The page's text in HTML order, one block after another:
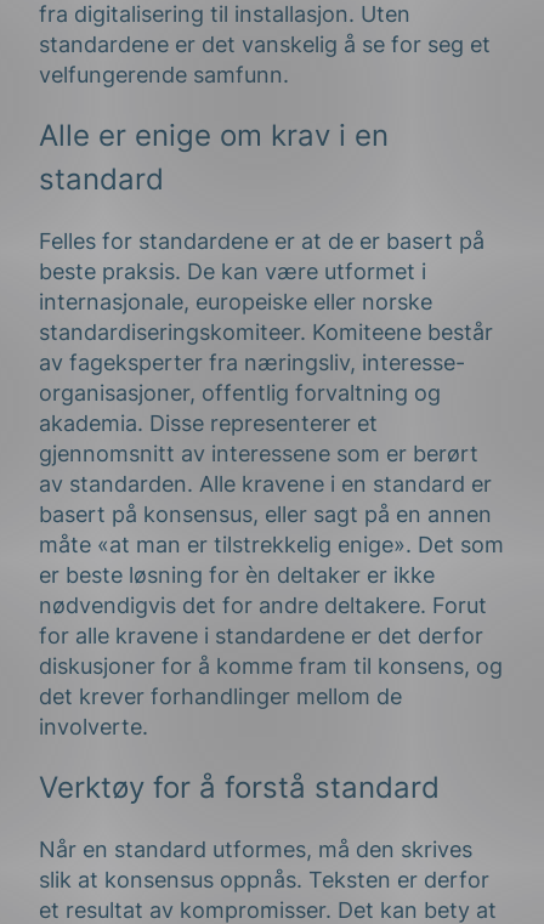
fra digitalisering til installasjon. Uten
standardene er det vanskelig å se for seg et
velfungerende samfunn.
Alle er enige om krav i en
standard
Felles for standardene er at de er basert på
beste praksis. De kan være utformet i
internasjonale, europeiske eller norske
standardiseringskomiteer. Komiteene består
av fageksperter fra næringsliv, interesse-
organisasjoner, offentlig forvaltning og
akademia. Disse representerer et
gjennomsnitt av interessene som er berørt
av standarden. Alle kravene i en standard er
basert på konsensus, eller sagt på en annen
måte «at man er tilstrekkelig enige». Det som
er beste løsning for èn deltaker er ikke
nødvendigvis det for andre deltakere. Forut
for alle kravene i standardene er det derfor
diskusjoner for å komme fram til konsens, og
det krever forhandlinger mellom de
involverte.
Verktøy for å forstå standard
Når en standard utformes, må den skrives
slik at konsensus oppnås. Teksten er derfor
et resultat av kompromisser. Det kan bety at